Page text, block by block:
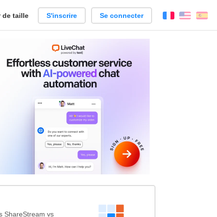
de taille S'inscrire Se connecter FrançaisEnglish
ShareStream vs